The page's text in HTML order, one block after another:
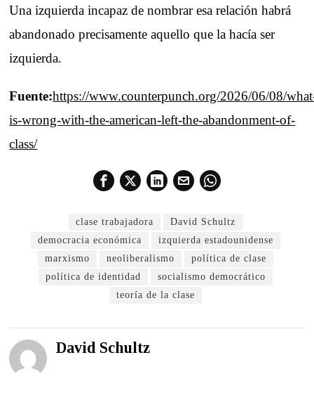
Una izquierda incapaz de nombrar esa relación habrá
abandonado precisamente aquello que la hacía ser
izquierda.
Fuente:https://www.counterpunch.org/2026/06/08/
is-wrong-with-the-american-left-the-abandonment-of-
class/
clase trabajadora
David Schultz
democracia económica
izquierda estadounidense
marxismo
neoliberalismo
política de clase
política de identidad
socialismo democrático
teoría de la clase
David Schultz